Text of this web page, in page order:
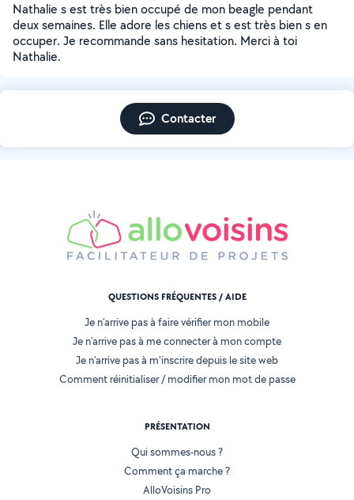
Nathalie s est très bien occupé de mon beagle pendant
deux semaines. Elle adore les chiens et s est très bien s en
occuper. Je recommande sans hesitation. Merci à toi
Nathalie.
Contacter
QUESTIONS FRÉQUENTES / AIDE
Je n'arrive pas à faire vérifier mon mobile
Je n'arrive pas à me connecter à mon compte
Je n'arrive pas à m'inscrire depuis le site web
Comment réinitialiser / modifier mon mot de passe
PRÉSENTATION
Qui sommes-nous ?
Comment ça marche ?
AlloVoisins Pro